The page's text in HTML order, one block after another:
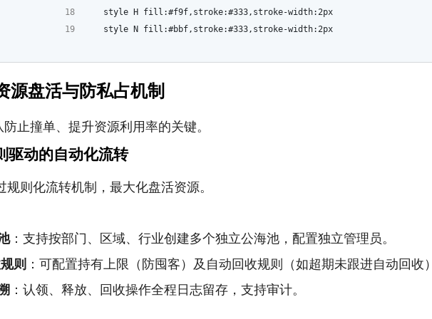
    style H fill:#f9f,stroke:#333,stroke-width:2px
    style N fill:#bbf,stroke:#333,stroke-width:2px
源盘活与防私占机制
止撞单、提升资源利用率的关键。
驱动的自动化流转
规则化流转机制，最大化盘活资源。
：支持按部门、区域、行业创建多个独立公海池，配置独立管理员。
则 ：可配置持有上限（防囤客）及自动回收规则（如超期未跟进自动回收
：认领、释放、回收操作全程日志留存，支持审计。